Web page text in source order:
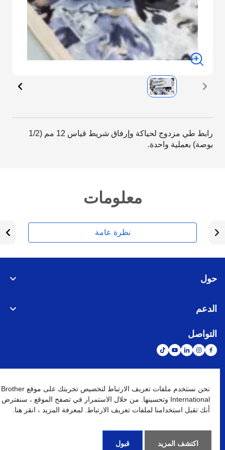
رابط طي مزدوج لحياكة وإرفاق شريط قياس 12 مم (1/2
بوصة) بعملية واحدة.
معلومات
نظرة عامة
حول
الدعم
التواصل
الشبكة العالمية
نهج الخصوصية شروط الإستخدام خريطة الموقع الإنتقال إلى الموقع العالمي
كافة الحقوق محفوظة. BROTHER INTERNATIONAL (GULF) FZE
2026
نحن نستخدم ملفات تعريف الارتباط لتخصيص تجربتك على موقع Brother
International وتحسينها. من خلال الاستمرار في تصفح الموقع ، سنفترض
أنك تقبل استخدامنا لملفات تعريف الارتباط. لمعرفة المزيد ، انقر هنا.
اكتشف المزيد قبول